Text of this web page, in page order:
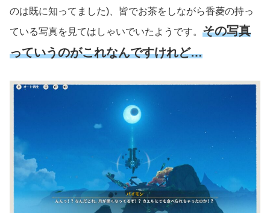
のは既に知ってました) 、皆でお茶をしながら香菱の持っ
ている写真を見てはしゃいでいたようです。 その写真
っていうのがこれなんですけれど…